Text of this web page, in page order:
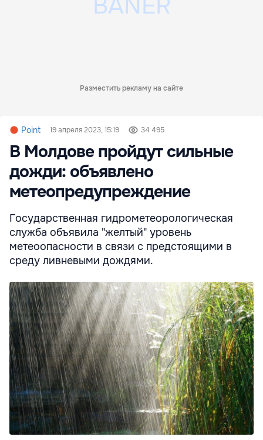
Разместить рекламу на сайте
Point 19 апреля 2023, 15:19 34 495
В Молдове пройдут сильные
дожди: объявлено
метеопредупреждение
Государственная гидрометеорологическая
служба объявила "желтый" уровень
метеоопасности в связи с предстоящими в
среду ливневыми дождями.